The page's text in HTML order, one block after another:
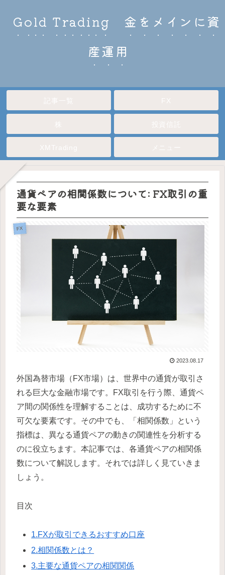
Gold Trading 金をメインに資
産運用
通貨ペアの相関係数について: FX取引の重
要な要素
FX
2023.08.17
外国為替市場（FX市場）は、世界中の通貨が取引さ
れる巨大な金融市場です。FX取引を行う際、通貨ペ
ア間の関係性を理解することは、成功するために不
可欠な要素です。その中でも、「相関係数」という
指標は、異なる通貨ペアの動きの関連性を分析する
のに役立ちます。本記事では、各通貨ペアの相関係
数について解説します。それでは詳しく見ていきま
しょう。
目次
1.FXが取引できるおすすめ口座
2.相関係数とは？
3.主要な通貨ペアの相関関係